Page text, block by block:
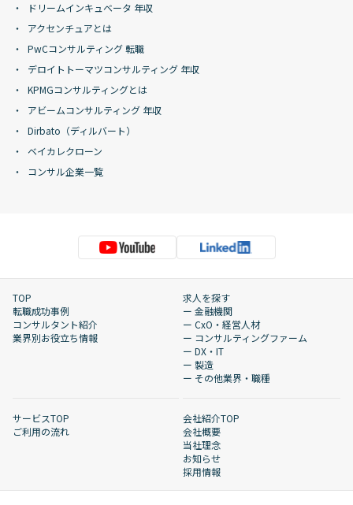
ドリームインキュベータ 年収
アクセンチュアとは
PwCコンサルティング 転職
デロイトトーマツコンサルティング 年収
KPMGコンサルティングとは
アビームコンサルティング 年収
Dirbato（ディルバート）
ベイカレクローン
コンサル企業一覧
TOP
転職成功事例
コンサルタント紹介
業界別お役立ち情報
求人を探す
ー 金融機関
ー CxO・経営人材
ー コンサルティングファーム
ー DX・IT
ー 製造
ー その他業界・職種
サービスTOP
ご利用の流れ
会社紹介TOP
会社概要
当社理念
お知らせ
採用情報